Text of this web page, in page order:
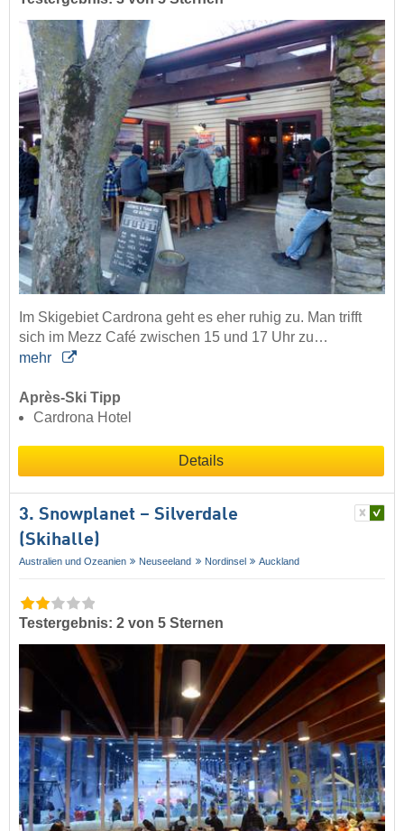
Im Skigebiet Cardrona geht es eher ruhig zu. Man trifft
sich im Mezz Café zwischen 15 und 17 Uhr zu…
mehr
Après-Ski Tipp
Cardrona Hotel
Details
3. Snowplanet – Silverdale
(Skihalle)
Australien und Ozeanien Neuseeland Nordinsel Auckland
Testergebnis: 2 von 5 Sternen